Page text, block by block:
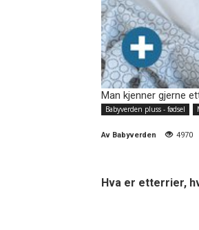
Man kjenner gjerne
Babyverden pluss - fødsel
Av Babyverden 4970
Hva er etterrier,